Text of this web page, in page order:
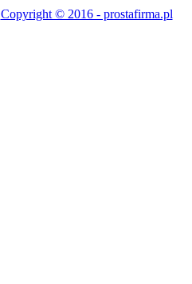
Copyright © 2016 - prostafirma.pl